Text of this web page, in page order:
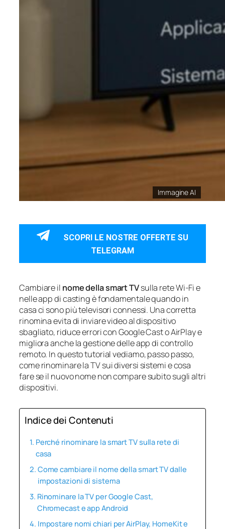
Immagine AI
SCOPRI LE NOSTRE OFFERTE SU
TELEGRAM
Cambiare il nome della smart TVsulla rete Wi‑Fi e
nelle app di casting è fondamentale quando in
casa ci sono più televisori connessi. Una corretta
rinomina evita di inviare video al dispositivo
sbagliato, riduce errori con Google Cast o AirPlay e
migliora anche la gestione delle app di controllo
remoto. In questo tutorial vediamo, passo passo,
come rinominare la TV sui diversi sistemi e cosa
fare se il nuovo nome non compare subito sugli altri
dispositivi.
Indice dei Contenuti
Perché rinominare la smart TV sulla rete di
casa
Come cambiare il nome della smart TV dalle
impostazioni di sistema
Rinominare la TV per Google Cast,
Chromecast e app Android
Impostare nomi chiari per AirPlay, HomeKit e